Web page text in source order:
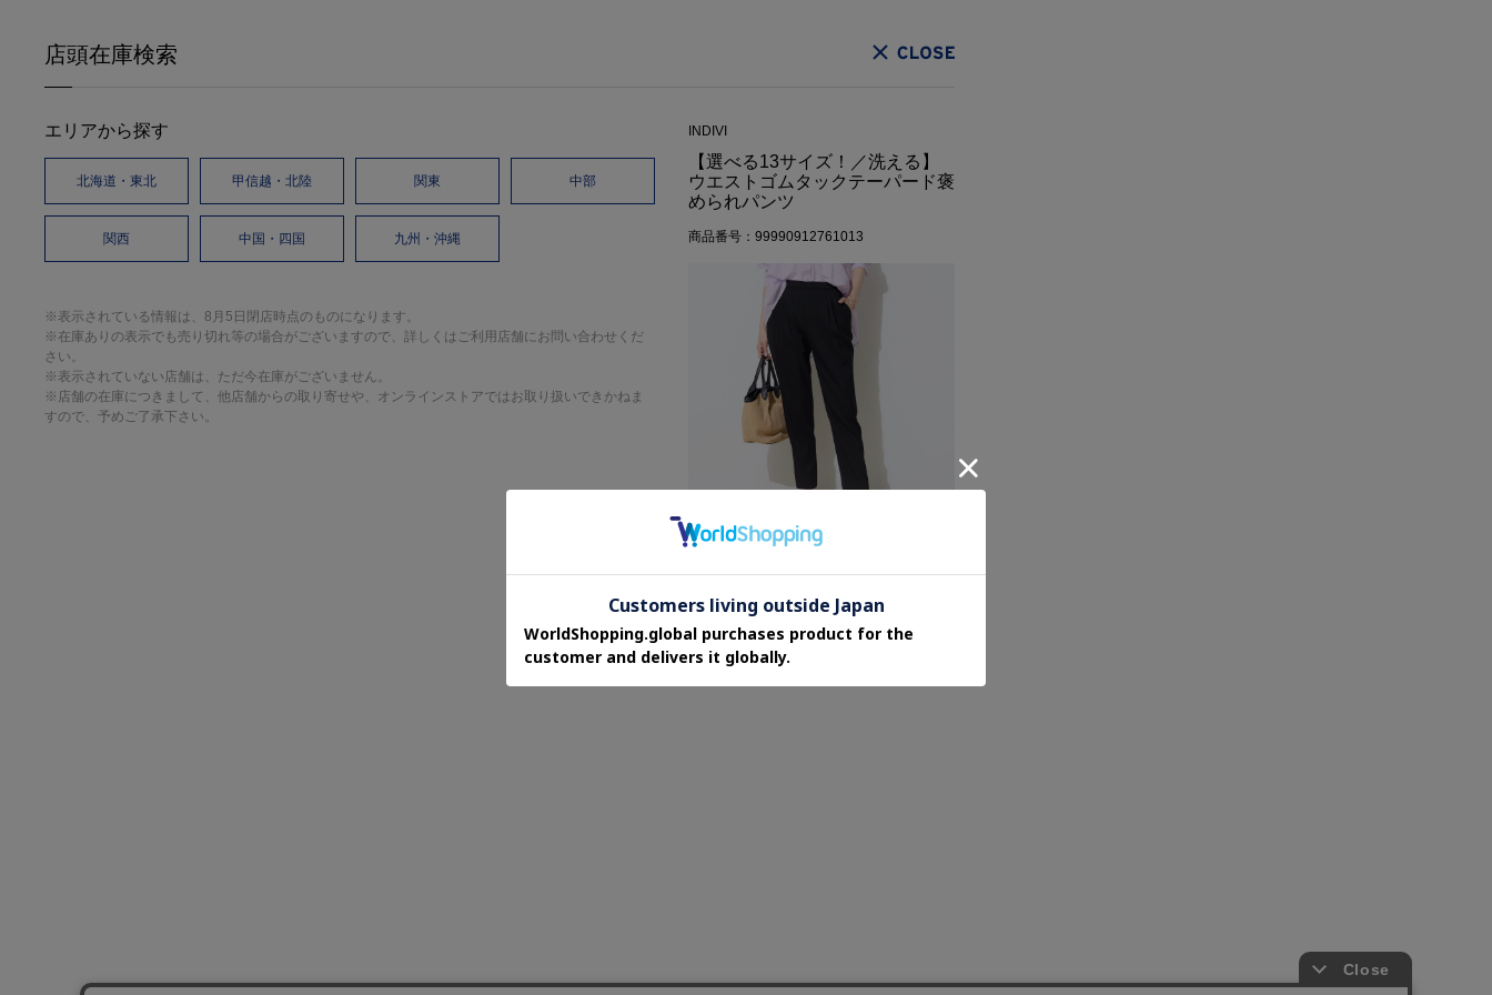
店頭在庫検索
エリアから探す
北海道・東北 甲信越・北陸 関東 中部
関西 中国・四国 九州・沖縄
※表示されている情報は、8月5日閉店時点のものになります。
※在庫ありの表示でも売り切れ等の場合がございますので、詳しくはご利用店舗にお問い合わせくだ
さい。
※表示されていない店舗は、ただ今在庫がございません。
※店舗の在庫につきまして、他店舗からの取り寄せや、オンラインストアではお取り扱いできかねま
すので、予めご了承下さい。
INDIVI
【選べる13サイズ！／洗える】
ウエストゴムタックテーパード褒
められパンツ
商品番号：99990912761013